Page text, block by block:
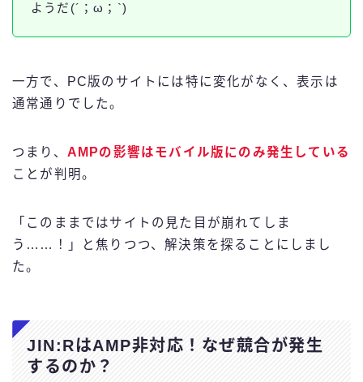
ようだ(´；ω；`)
一方で、PC版のサイトには特に変化がなく、表示は
通常通りでした。
つまり、 AMPの影響はモバイル版にのみ発生している
ことが判明。
「このままではサイトの見た目が崩れてしま
う……！」と焦りつつ、解決策を探ることにしまし
た。
JIN:RはAMP非対応！なぜ競合が発生
するのか？